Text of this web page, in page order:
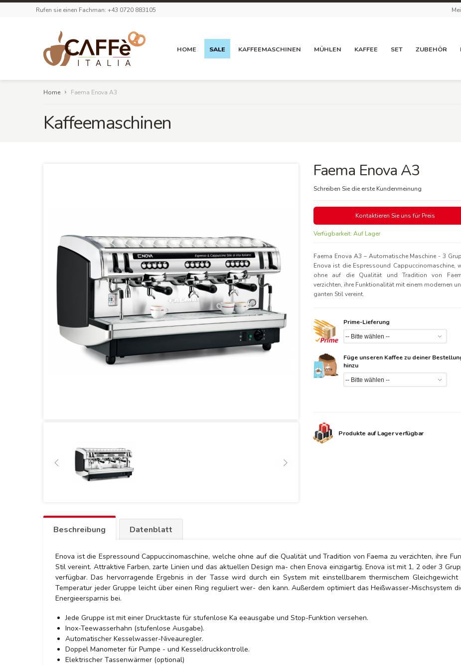
Rufen sie einen Fachman: +43 0720 883105
HOME SALE KAFFEEMASCHINEN MÜHLEN KAFFEE SET ZUBEHÖR
Home Faema Enova A3
Kaffeemaschinen
Faema Enova A3
Schreiben Sie die erste Kundenmeinung
Kontaktieren Sie uns für Preis
Verfügbarkeit: Auf Lager
Faema Enova A3 – Automatische Maschine - 3
Enova ist die Espressound Cappuccinomaschine,
ohne auf die Qualität und Tradition von
verzichten, ihre Funktionalität mit einem modernen
ganten Stil vereint.
Prime-Lieferung
Füge unseren Kaffee zu deiner
hinzu
Produkte auf Lager verfügbar
Beschreibung Datenblatt
Enova ist die Espressound Cappuccinomaschine, welche ohne auf die Qualität und Tradition von Faema zu verzichten, ihre
Stil vereint. Attraktive Farben, zarte Linien und das aktuellen Design ma- chen Enova einzigartig. Enova ist mit 1, 2 oder 3
verfügbar. Das hervorragende Ergebnis in der Tasse wird durch ein System mit einstellbarem thermischem
Temperatur jeder Gruppe leicht über einen Ring reguliert wer- den kann. Außerdem optimiert das Heißwasser-Mischsystem
Energieersparnis bei.
Jede Gruppe ist mit einer Drucktaste für stufenlose Ka eeausgabe und Stop-Funktion versehen.
Inox-Teewasserhahn (stufenlose Ausgabe).
Automatischer Kesselwasser-Niveauregler.
Doppel Manometer für Pumpe - und Kesseldruckkontrolle.
Elektrischer Tassenwärmer (optional)